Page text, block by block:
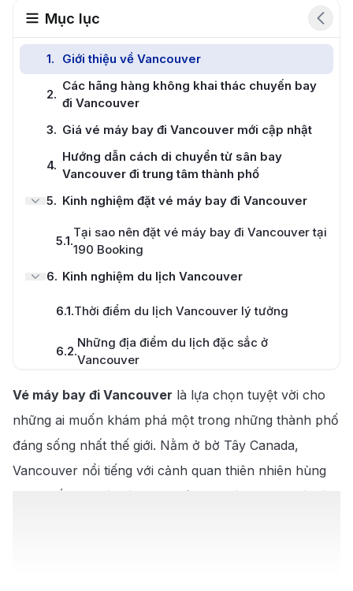
Mục lục
1. Giới thiệu về Vancouver
2.
Các hãng hàng không khai thác chuyến bay
đi Vancouver
3. Giá vé máy bay đi Vancouver mới cập nhật
4.
Hướng dẫn cách di chuyển từ sân bay
Vancouver đi trung tâm thành phố
5. Kinh nghiệm đặt vé máy bay đi Vancouver
5.1.
Tại sao nên đặt vé máy bay đi Vancouver tại
190 Booking
6. Kinh nghiệm du lịch Vancouver
6.1.Thời điểm du lịch Vancouver lý tưởng
6.2.
Những địa điểm du lịch đặc sắc ở
Vancouver
6.3.Những món ăn phải thử ở Vancouver
Vé máy bay đi Vancouver là lựa chọn tuyệt vời cho
những ai muốn khám phá một trong những thành phố
đáng sống nhất thế giới. Nằm ở bờ Tây Canada,
Vancouver nổi tiếng với cảnh quan thiên nhiên hùng
vĩ, sự kết hợp hài hòa giữa núi non, rừng xanh và bờ